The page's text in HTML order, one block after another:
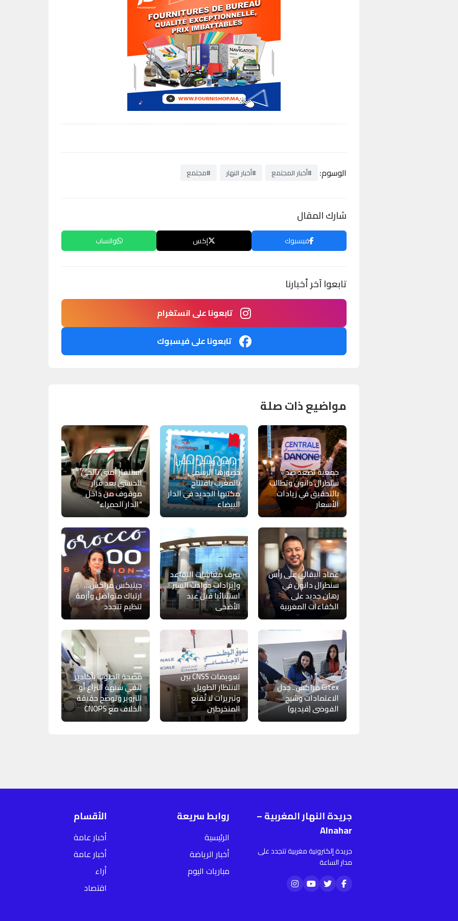
الوسوم: #أخبار المجتمع #أخبار النهار #مجتمع
شارك المقال
فيسبوك إكس واتساب
تابعوا آخر أخبارنا
تابعونا على انستغرام
تابعونا على فيسبوك
مواضيع ذات صلة
جمعية تصعد ضد
سنطرال دانون وتطالب
بالتحقيق في زيادات
الأسعار
“ترافيل وينجز” تدشن
حضورها الرسمي
بالمغرب بافتتاح
مكتبها الجديد في الدار
البيضاء
استنفار أمني بالحي
الحسني بعد فرار
موقوف من داخل
“الدار الحمراء”
عماد البقالي على رأس
سنطرال دانون في
رهان جديد على
الكفاءات المغربية
صرف معاشات التقاعد
وإيرادات حوادث السير
استثنائيا قبل عيد
الأضحى
جيتيكس مراكش…
ارتباك متواصل وأزمة
تنظيم تتجدد
Gitex مراكش.. جدل
الاعتمادات وشبح
الفوضى (فيديو)
تعويضات CNSS بين
الانتظار الطويل
وتبريرات لا تُقنع
المنخرطين
مصحة الجنوب بأكادير
تنفي شبهة النزاع أو
التزوير وتوضح حقيقة
الخلاف مع CNOPS
جريدة النهار المغربية –
Alnahar
جريدة إلكترونية مغربية تتجدد على
مدار الساعة
روابط سريعة
الرئيسية
أخبار الرياضة
مباريات اليوم
الأقسام
أخبار عامة
أخبار عامة
أراء
اقتصاد